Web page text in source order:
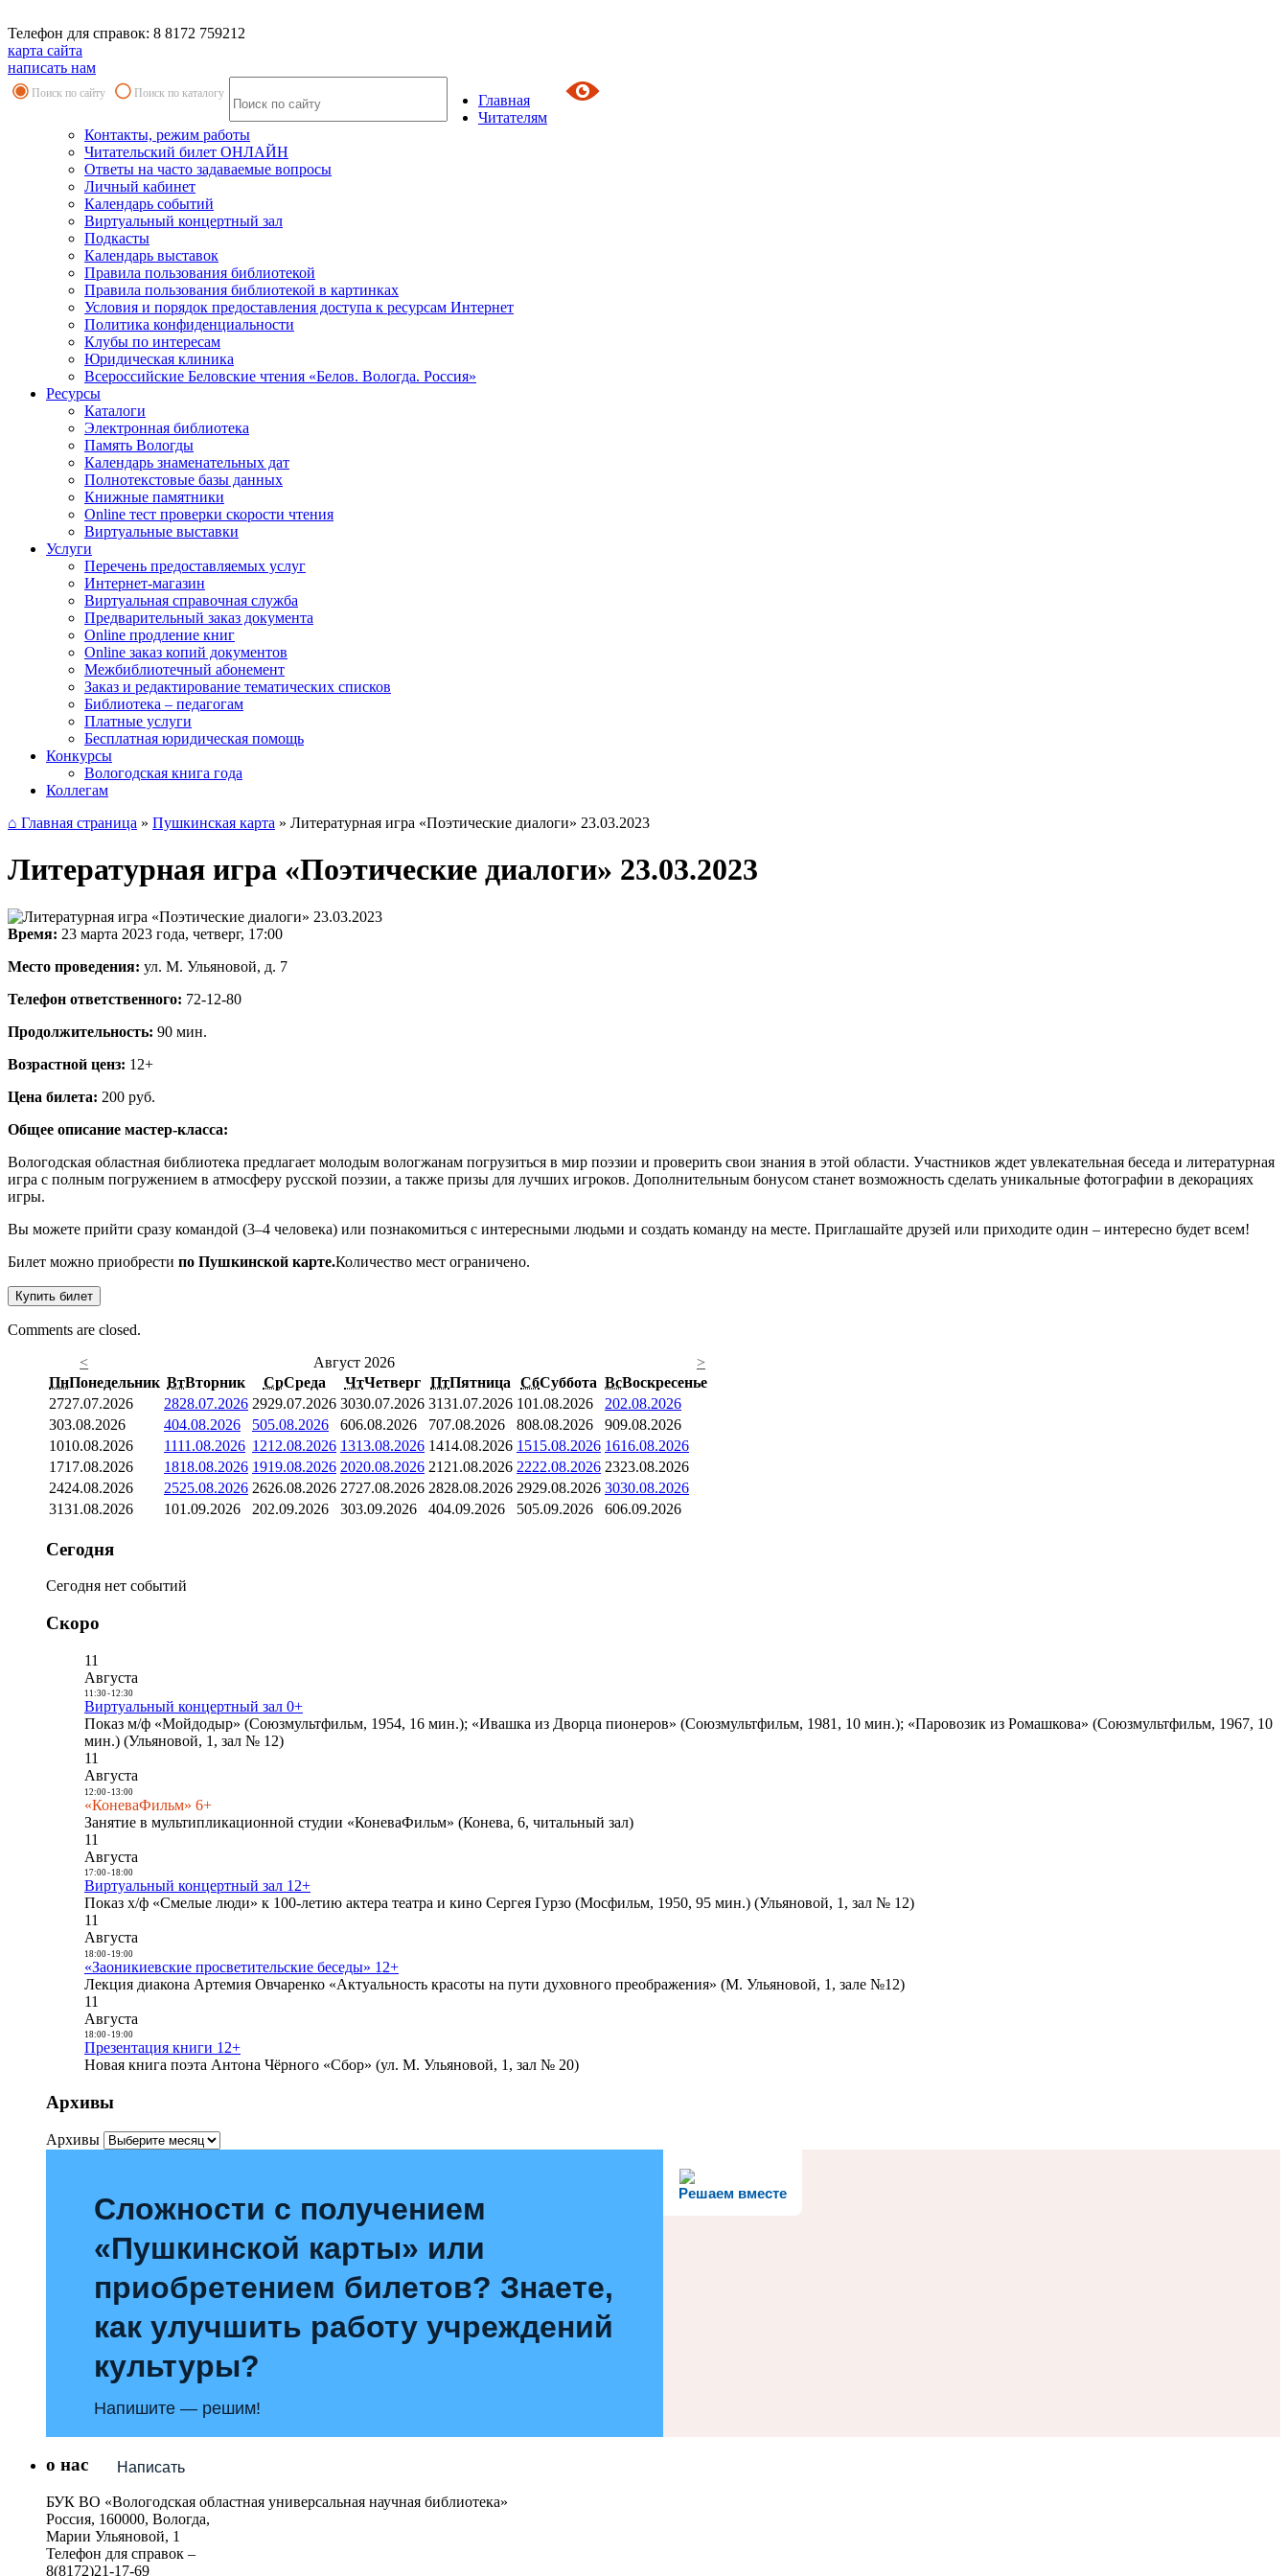
Телефон для справок: 8 8172 759212
карта сайта
написать нам
Поиск по сайту Поиск по каталогу
Главная
Читателям
Контакты, режим работы
Читательский билет ОНЛАЙН
Ответы на часто задаваемые вопросы
Личный кабинет
Календарь событий
Виртуальный концертный зал
Подкасты
Календарь выставок
Правила пользования библиотекой
Правила пользования библиотекой в картинках
Условия и порядок предоставления доступа к ресурсам Интернет
Политика конфиденциальности
Клубы по интересам
Юридическая клиника
Всероссийские Беловские чтения «Белов. Вологда. Россия»
Ресурсы
Каталоги
Электронная библиотека
Память Вологды
Календарь знаменательных дат
Полнотекстовые базы данных
Книжные памятники
Online тест проверки скорости чтения
Виртуальные выставки
Услуги
Перечень предоставляемых услуг
Интернет-магазин
Виртуальная справочная служба
Предварительный заказ документа
Online продление книг
Online заказ копий документов
Межбиблиотечный абонемент
Заказ и редактирование тематических списков
Библиотека – педагогам
Платные услуги
Бесплатная юридическая помощь
Конкурсы
Вологодская книга года
Коллегам
⌂ Главная страница » Пушкинская карта » Литературная игра «Поэтические диалоги» 23.03.2023
Литературная игра «Поэтические диалоги» 23.03.2023
Время: 23 марта 2023 года, четверг, 17:00
Место проведения: ул. М. Ульяновой, д. 7
Телефон ответственного: 72-12-80
Продолжительность: 90 мин.
Возрастной ценз: 12+
Цена билета: 200 руб.
Общее описание мастер-класса:
Вологодская областная библиотека предлагает молодым вологжанам погрузиться в мир поэзии и проверить свои знания в этой области. Участников ждет увлекательная беседа и литературная
игра с полным погружением в атмосферу русской поэзии, а также призы для лучших игроков. Дополнительным бонусом станет возможность сделать уникальные фотографии в декорациях
игры.
Вы можете прийти сразу командой (3–4 человека) или познакомиться с интересными людьми и создать команду на месте. Приглашайте друзей или приходите один – интересно будет всем!
Билет можно приобрести по Пушкинской карте.Количество мест ограничено.
Купить билет
Comments are closed.
<
Август 2026
>
ПнПонедельник ВтВторник СрСреда ЧтЧетверг ПтПятница СбСуббота ВсВоскресенье
2727.07.2026 2828.07.2026 2929.07.2026 3030.07.2026 3131.07.2026 101.08.2026 202.08.2026
303.08.2026 404.08.2026 505.08.2026 606.08.2026 707.08.2026 808.08.2026 909.08.2026
1010.08.2026 1111.08.2026 1212.08.2026 1313.08.2026 1414.08.2026 1515.08.2026 1616.08.2026
1717.08.2026 1818.08.2026 1919.08.2026 2020.08.2026 21 21.08.2026 2222.08.2026 2323.08.2026
2424.08.2026 2525.08.2026 2626.08.2026 2727.08.2026 2828.08.2026 2929.08.2026 3030.08.2026
3131.08.2026 101.09.2026 202.09.2026 303.09.2026 404.09.2026 505.09.2026 606.09.2026
Сегодня
Сегодня нет событий
Скоро
11
Августа
11:30- 12:30
Виртуальный концертный зал 0+
Показ м/ф «Мойдодыр» (Союзмультфильм, 1954, 16 мин.); «Ивашка из Дворца пионеров» (Союзмультфильм, 1981, 10 мин.); «Паровозик из Ромашкова» (Союзмультфильм, 1967, 10
мин.) (Ульяновой, 1, зал № 12)
11
Августа
12:00- 13:00
«КоневаФильм» 6+
Занятие в мультипликационной студии «КоневаФильм» (Конева, 6, читальный зал)
11
Августа
17:00- 18:00
Виртуальный концертный зал 12+
Показ х/ф «Смелые люди» к 100-летию актера театра и кино Сергея Гурзо (Мосфильм, 1950, 95 мин.) (Ульяновой, 1, зал № 12)
11
Августа
18:00- 19:00
«Заоникиевские просветительские беседы» 12+
Лекция диакона Артемия Овчаренко «Актуальность красоты на пути духовного преображения» (М. Ульяновой, 1, зале №12)
11
Августа
18:00- 19:00
Презентация книги 12+
Новая книга поэта Антона Чёрного «Сбор» (ул. М. Ульяновой, 1, зал № 20)
Архивы
Архивы
Решаем вместе
Сложности с получением
«Пушкинской карты» или
приобретением билетов? Знаете,
как улучшить работу учреждений
культуры?
Напишите — решим!
Написать
о нас
БУК ВО «Вологодская областная универсальная научная библиотека»
Россия, 160000, Вологда,
Марии Ульяновой, 1
Телефон для справок –
8(8172)21-17-69